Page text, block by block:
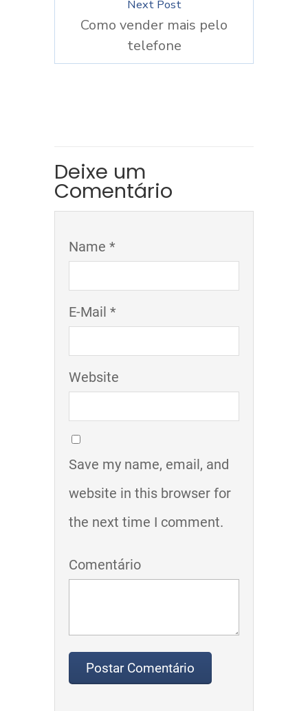
Next Post
Como vender mais pelo
telefone
Deixe um
Comentário
Name *
E-Mail *
Website
Save my name, email, and
website in this browser for
the next time I comment.
Comentário